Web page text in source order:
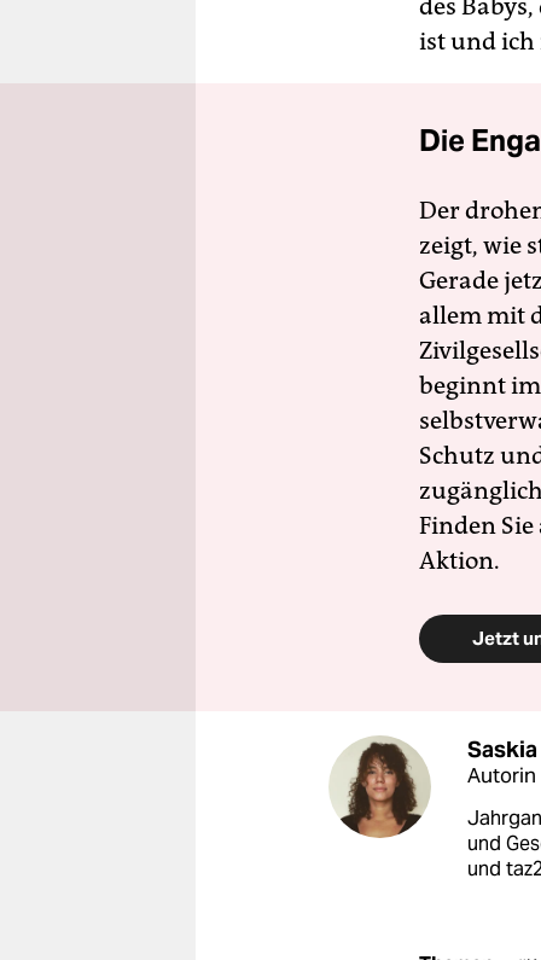
des
ist und ich
Die
Der
zeigt, wie
Gerade
allem mit
beginnt
Schutz
Finden
Aktion.
Jetzt
Autorin
und
und